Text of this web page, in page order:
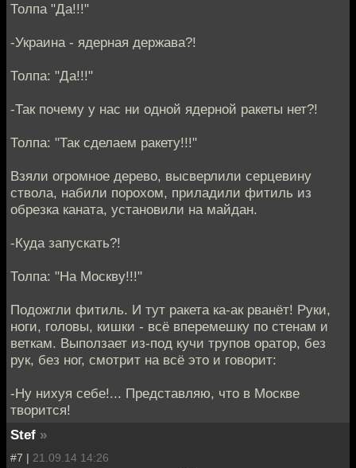
Толпа "Да!!!"
-Украина - ядерная держава?!
Толпа: "Да!!!"
-Так почему у нас ни одной ядерной ракеты нет?!
Толпа: "Так сделаем ракету!!!"
Взяли огромное дерево, высверлили серцевину
ствола, набили порохом, приладили фитиль из
обрезка каната, установили на майдан.
-Куда запускать?!
Толпа: "На Москву!!!"
Подожгли фитиль. И тут ракета ка-ак рванёт! Руки,
ноги, головы, кишки - всё вперемешку по стенам и
веткам. Выползает из-под кучи трупов оратор, без
рук, без ног, смотрит на всё это и говорит:
-Ну нихуя себе!... Представляю, что в Москве
творится!
Stef »
#7 | 21.09.14 14:26